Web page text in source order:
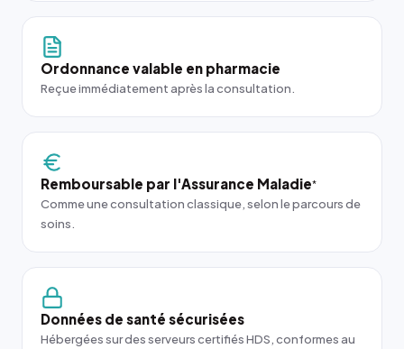
Ordonnance valable en pharmacie
Reçue immédiatement après la consultation.
Remboursable par l'Assurance Maladie*
Comme une consultation classique, selon le parcours de
soins.
Données de santé sécurisées
Hébergées sur des serveurs certifiés HDS, conformes au